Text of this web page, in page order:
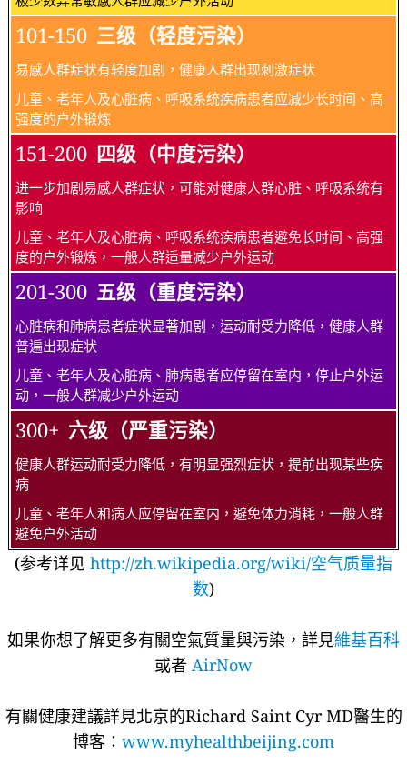
101-150 三级（轻度污染）
易感人群症状有轻度加剧，健康人群出现刺激症状
儿童、老年人及心脏病、呼吸系统疾病患者应减少长时间、高
强度的户外锻炼
151-200 四级（中度污染）
进一步加剧易感人群症状，可能对健康人群心脏、呼吸系统有
影响
儿童、老年人及心脏病、呼吸系统疾病患者避免长时间、高强
度的户外锻炼，一般人群适量减少户外运动
201-300 五级（重度污染）
心脏病和肺病患者症状显著加剧，运动耐受力降低，健康人群
普遍出现症状
儿童、老年人及心脏病、肺病患者应停留在室内，停止户外运
动，一般人群减少户外运动
300+ 六级（严重污染）
健康人群运动耐受力降低，有明显强烈症状，提前出现某些疾
病
儿童、老年人和病人应停留在室内，避免体力消耗，一般人群
避免户外活动
(参考详见 http://zh.wikipedia.org/wiki/空气质量指
数)
如果你想了解更多有關空氣質量與污染，詳見維基百科
或者 AirNow
有關健康建議詳​​見北京的Richard Saint Cyr MD醫生的
博客： www.myhealthbeijing.com